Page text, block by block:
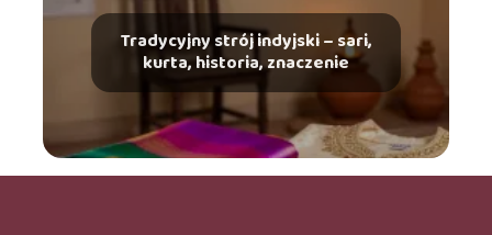
Tradycyjny strój indyjski – sari,
kurta, historia, znaczenie